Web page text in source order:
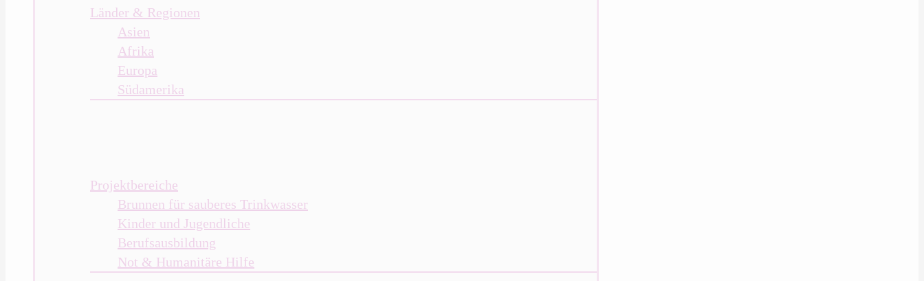
Länder & Regionen
Asien
Afrika
Europa
Südamerika
Projektbereiche
Brunnen für sauberes Trinkwasser
Kinder und Jugendliche
Berufsausbildung
Not & Humanitäre Hilfe